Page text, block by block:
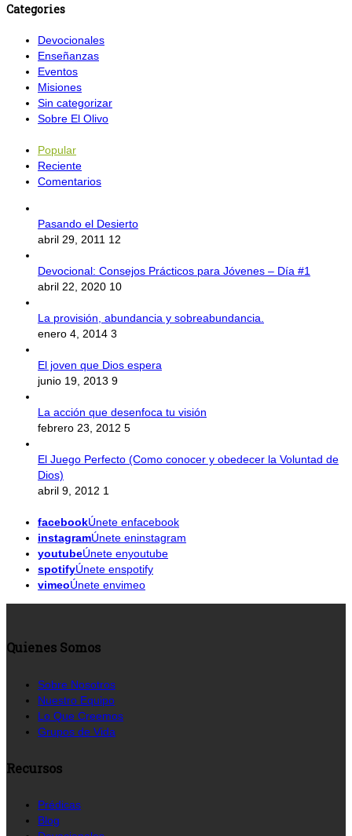
Categories
Devocionales
Enseñanzas
Eventos
Misiones
Sin categorizar
Sobre El Olivo
Popular
Reciente
Comentarios
Pasando el Desierto
abril 29, 2011 12
Devocional: Consejos Prácticos para Jóvenes – Día #1
abril 22, 2020 10
La provisión, abundancia y sobreabundancia.
enero 4, 2014 3
El joven que Dios espera
junio 19, 2013 9
La acción que desenfoca tu visión
febrero 23, 2012 5
El Juego Perfecto (Como conocer y obedecer la Voluntad de
Dios)
abril 9, 2012 1
facebookÚnete enfacebook
instagramÚnete eninstagram
youtubeÚnete enyoutube
spotifyÚnete enspotify
vimeoÚnete envimeo
Quienes Somos
Sobre Nosotros
Nuestro Equipo
Lo Que Creemos
Grupos de Vida
Recursos
Prédicas
Blog